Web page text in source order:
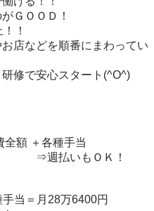
ＧＯＯＤ！
！
店などを順番にまわってい
修で安心スタート(^O^)
全額 ＋各種手当
ＯＫ！
当＝月28万6400円